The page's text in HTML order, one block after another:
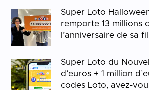
Super Loto
remporte 13 millions
l’anniversaire de sa
Super Loto du
d’euros + 1 million
codes Loto, avez-